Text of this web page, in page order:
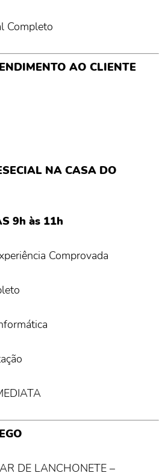
Completo
AO CLIENTE
NA CASA DO
9h às 11h
Comprovada
DE LANCHONETE –